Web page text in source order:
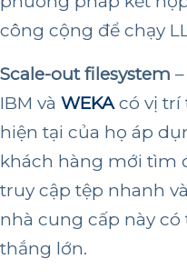
công cộng để chạy
Scale-out filesystem
IBM và WEKA có vị trí
hiện tại của họ áp
khách hàng mới tìm
truy cập tệp nhanh
nhà cung cấp này
thắng lớn.